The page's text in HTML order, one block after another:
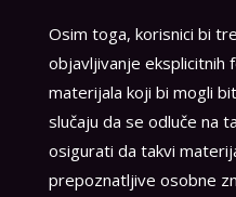
Osim toga, korisnici bi
objavljivanje eksplicitnih
materijala koji bi mogli
slučaju da se odluče na
osigurati da takvi
prepoznatljive osobne